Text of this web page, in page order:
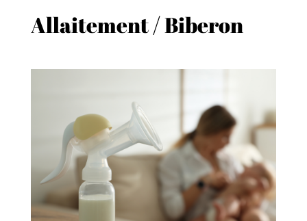
Allaitement / Biberon